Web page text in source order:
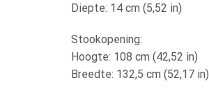
Diepte: 14 cm (5,52 in)
Stookopening:
Hoogte: 108 cm (42,52 in)
Breedte: 132,5 cm (52,17 in)